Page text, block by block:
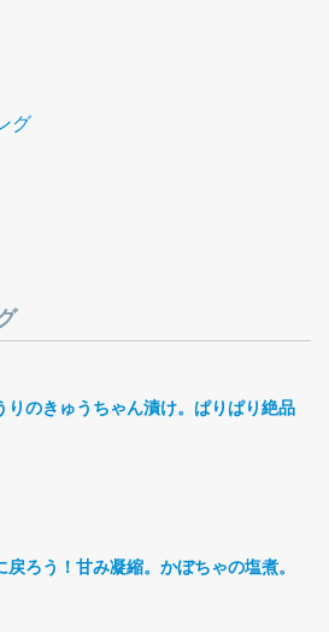
グ
りのきゅうちゃん漬け。ぱりぱり絶品。
戻ろう！甘み凝縮。かぼちゃの塩煮。